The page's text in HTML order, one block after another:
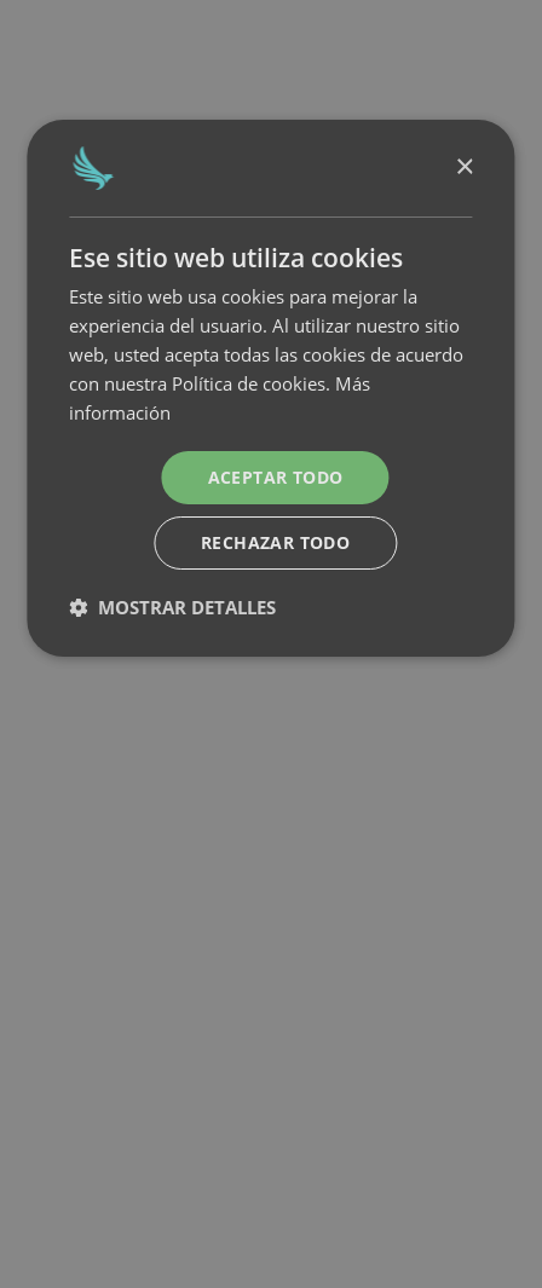
×
Ese sitio web utiliza cookies
Este sitio web usa cookies para mejorar la
experiencia del usuario. Al utilizar nuestro sitio
web, usted acepta todas las cookies de acuerdo
con nuestra Política de cookies. Más
información
ACEPTAR TODO
RECHAZAR TODO
MOSTRAR DETALLES